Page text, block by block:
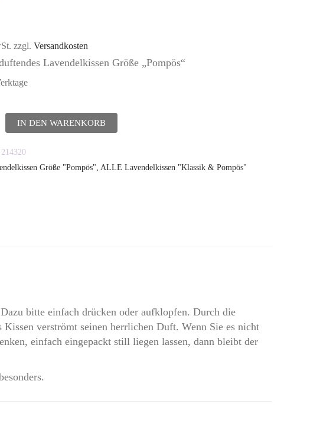
zzgl. Versandkosten
Lavendelkissen Größe „Pompös“
IN DEN WARENKORB
214320
Größe "Pompös" ALLE Lavendelkissen "Klassik & Pompös"
bitte einfach drücken oder aufklopfen. Durch die
verströmt seinen herrlichen Duft. Wenn Sie es nicht
einfach eingepackt still liegen lassen, dann bleibt der